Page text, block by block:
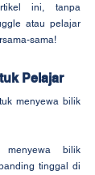
ini, tanpa
atau pelajar
sama!
Pelajar
menyewa bilik
bilik
tinggal di